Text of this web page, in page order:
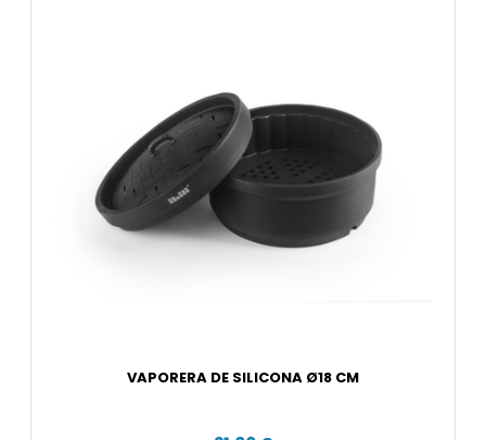
VAPORERA DE SILICONA Ø18 CM